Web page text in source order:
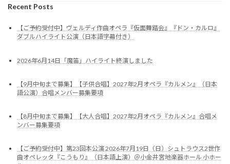
Recent Posts
【ご予約受付中】ヴェルディ作曲オペラ『仮面舞踏会』『ドン・カルロ』
ダブルハイライト公演（日本語字幕付き）
2026年6月14日「魔笛」ハイライト終演しました
【9月中旬まで募集】【子供合唱】2027年2月オペラ『カルメン』（日本
語公演）合唱メンバー募集要項
【8月中旬まで募集】【大人合唱】2027年2月オペラ『カルメン』合唱メ
ンバー募集要項
【ご予約受付中】第23回本公演 2026年7月19日（日）シュトラウス2世作
曲オペレッタ『こうもり』（日本語上演）＠小金井宮地楽器ホール 小ホー